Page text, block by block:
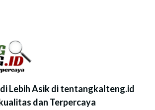
Lebih Asik di tentangkalteng.id
dan Terpercaya